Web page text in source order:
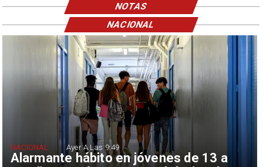
NOTAS
Alarmante hábito en jóvenes de 13 a
NACIONAL Ayer A Las 9:49
NACIONAL